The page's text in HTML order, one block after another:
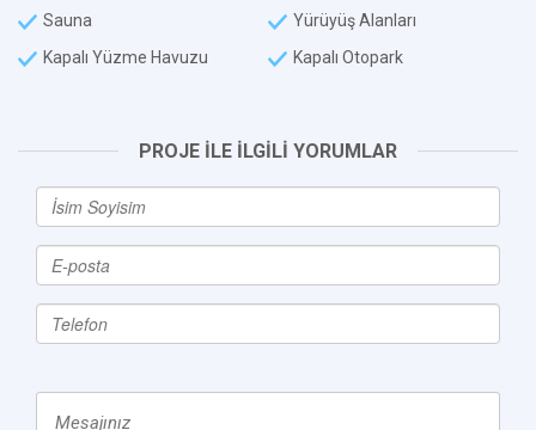
Sauna
Yürüyüş Alanları
Kapalı Yüzme Havuzu
Kapalı Otopark
PROJE İLE İLGİLİ YORUMLAR